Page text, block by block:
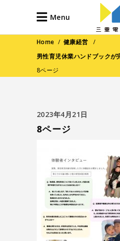
Menu
Home / 健康経営
/
男性育児休業ハンドブックが
8ページ
2023年4月21日
8ページ